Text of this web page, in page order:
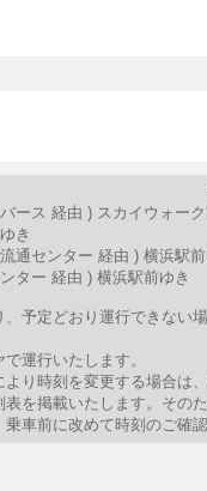
ース 経由 ) スカイウォーク
き
通センター 経由 ) 横浜駅前
ター 経由 ) 横浜駅前ゆき
予定どおり運行できない
運行いたします。
り時刻を変更する場合は
表を掲載いたします。その
車前に改めて時刻のご確